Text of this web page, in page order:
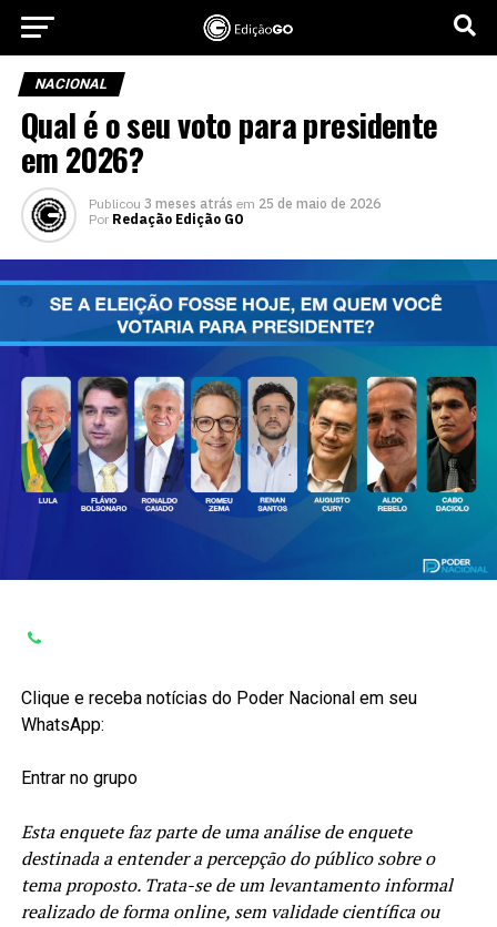
NACIONAL
Qual é o seu voto para presidente
em 2026?
Publicou 3 meses atrás em 25 de maio de 2026
Por Redação Edição GO
Clique e receba notícias do Poder Nacional em seu
WhatsApp:
Entrar no grupo
Esta enquete faz parte de uma análise de enquete
destinada a entender a percepção do público sobre o
tema proposto. Trata-se de um levantamento informal
realizado de forma online, sem validade científica ou